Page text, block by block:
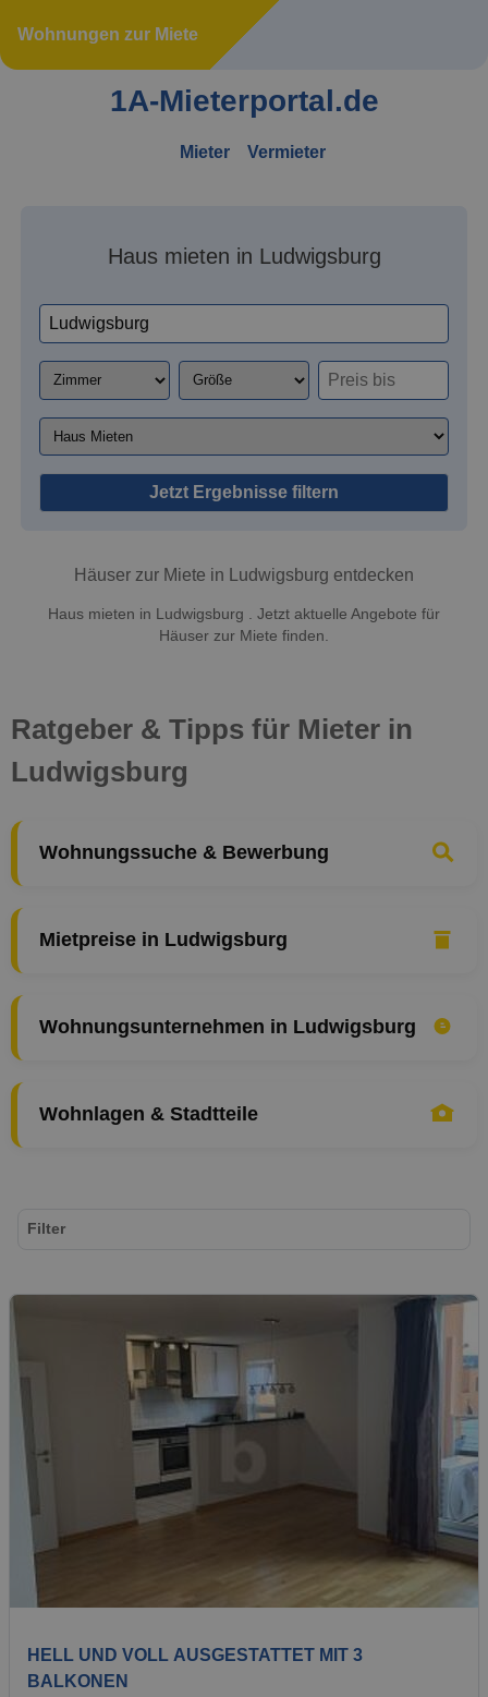
Wohnungen zur Miete
1A-Mieterportal.de
Mieter Vermieter
Haus mieten in Ludwigsburg
Jetzt Ergebnisse filtern
Häuser zur Miete in Ludwigsburg entdecken
Haus mieten in Ludwigsburg . Jetzt aktuelle Angebote für
Häuser zur Miete finden.
Ratgeber & Tipps für Mieter in
Ludwigsburg
Wohnungssuche & Bewerbung
Mietpreise in Ludwigsburg
Wohnungsunternehmen in Ludwigsburg
Wohnlagen & Stadtteile
HELL UND VOLL AUSGESTATTET MIT 3
BALKONEN
Filter